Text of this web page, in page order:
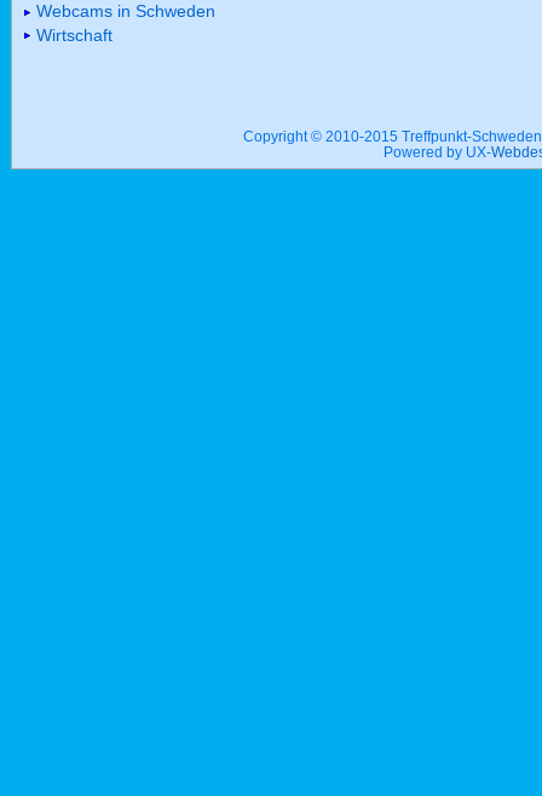
Webcams in Schweden
Wirtschaft
Copyright © 2010-2015 Treffpunkt-
Powered by UX-